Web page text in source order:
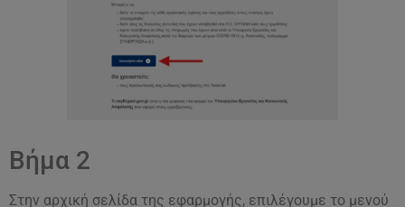
Βήμα 2
Στην αρχική σελίδα της εφαρμογής, επιλέγουμε το μενού